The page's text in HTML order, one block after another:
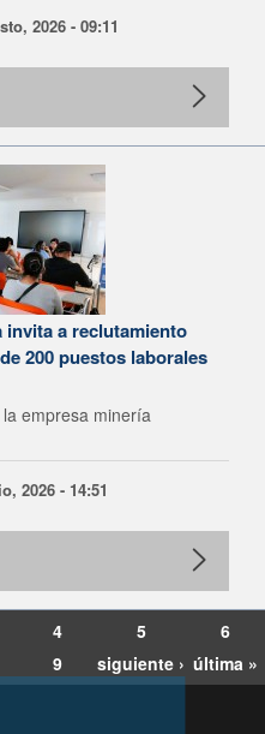
2026 - 09:11
invita a reclutamiento
200 puestos laborales
empresa minería
2026 - 14:51
4 5
6
9 siguiente › última »